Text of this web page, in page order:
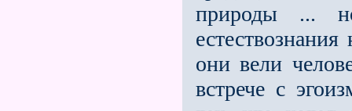
природы ...
они вели
встрече с